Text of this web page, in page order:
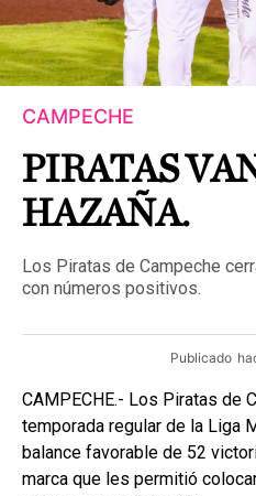
CAMPECHE
PIRATAS
HAZAÑA.
Los Piratas de Campeche
con números positivos.
Publicado
CAMPECHE.- Los Piratas de
temporada regular de la Liga
balance favorable de 52
marca que les permitió